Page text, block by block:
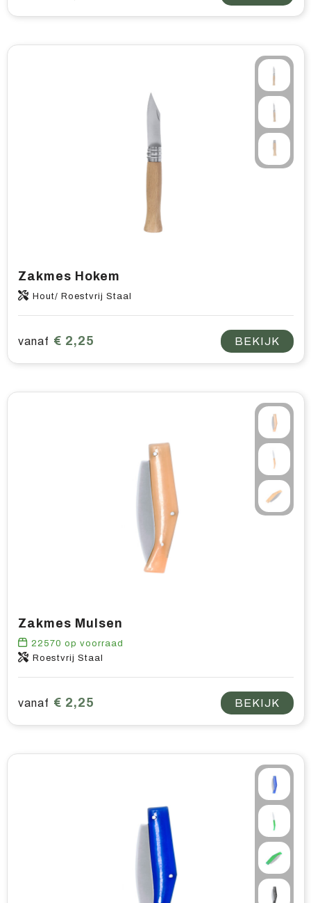
Zakmes Hokem
Hout/ Roestvrij Staal
vanaf € 2,25 BEKIJK
Zakmes Mulsen
22570 op voorraad
Roestvrij Staal
vanaf € 2,25 BEKIJK